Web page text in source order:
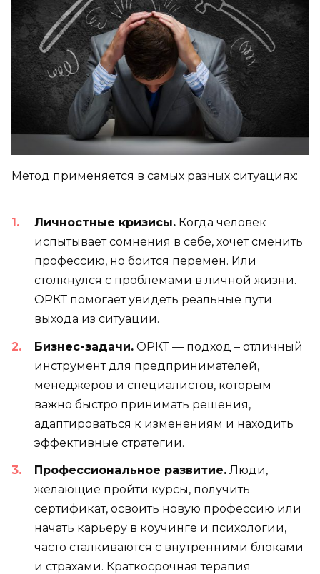
Метод применяется в самых разных ситуациях:
Личностные кризисы. Когда человек
испытывает сомнения в себе, хочет сменить
профессию, но боится перемен. Или
столкнулся с проблемами в личной жизни.
ОРКТ помогает увидеть реальные пути
выхода из ситуации.
Бизнес-задачи. ОРКТ — подход – отличный
инструмент для предпринимателей,
менеджеров и специалистов, которым
важно быстро принимать решения,
адаптироваться к изменениям и находить
эффективные стратегии.
Профессиональное развитие. Люди,
желающие пройти курсы, получить
сертификат, освоить новую профессию или
начать карьеру в коучинге и психологии,
часто сталкиваются с внутренними блоками
и страхами. Краткосрочная терапия